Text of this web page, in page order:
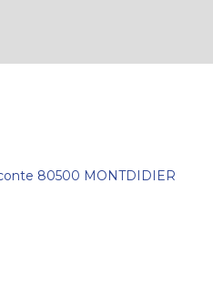
80500 MONTDIDIER